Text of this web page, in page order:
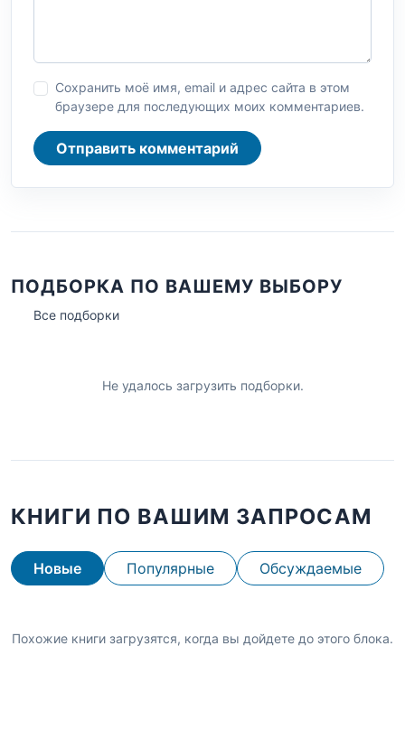
Сохранить моё имя, email и адрес сайта в этом
браузере для последующих моих комментариев.
Отправить комментарий
ПОДБОРКА ПО ВАШЕМУ ВЫБОРУ
Все подборки
Не удалось загрузить подборки.
КНИГИ ПО ВАШИМ ЗАПРОСАМ
Новые Популярные Обсуждаемые
Похожие книги загрузятся, когда вы дойдете до этого блока.